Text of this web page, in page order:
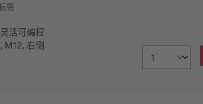
签
灵活可编程
M12, 右侧